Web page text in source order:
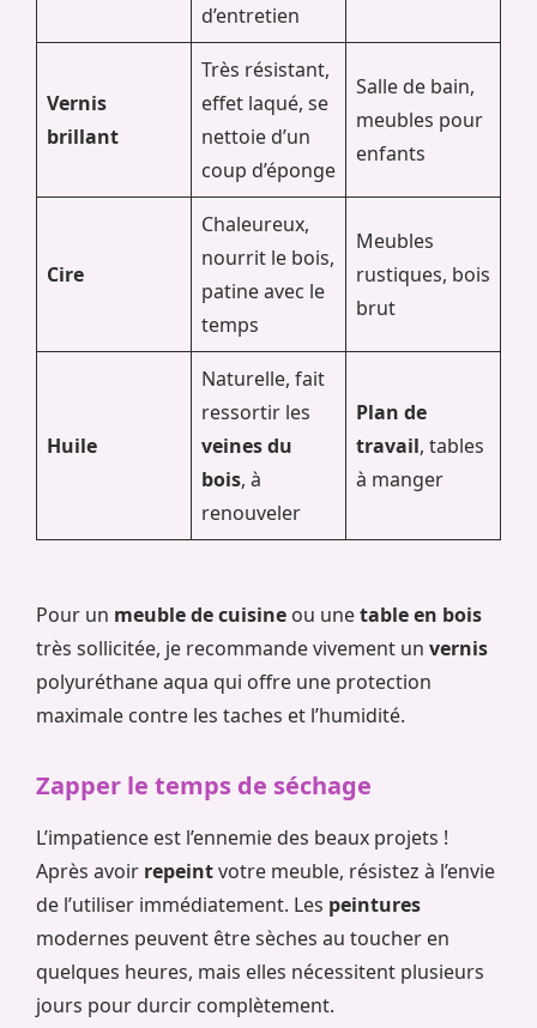
d’entretien
Vernis
brillant
Très résistant,
effet laqué, se
nettoie d’un
coup d’éponge
Salle de bain,
meubles pour
enfants
Cire
Chaleureux,
nourrit le bois,
patine avec le
temps
Meubles
rustiques, bois
brut
Huile
Naturelle, fait
ressortir les
veines du
bois, à
renouveler
Plan de
travail, tables
à manger
Pour un meuble de cuisine ou unetable en bois
très sollicitée, je recommande vivement un vernis
polyuréthane aqua qui offre une protection
maximale contre les taches et l’humidité.
Zapper le temps de séchage
L’impatience est l’ennemie des beaux projets !
Après avoir repeintvotre meuble, résistez à l’envie
de l’utiliser immédiatement. Les peintures
modernes peuvent être sèches au toucher en
quelques heures, mais elles nécessitent plusieurs
jours pour durcir complètement.